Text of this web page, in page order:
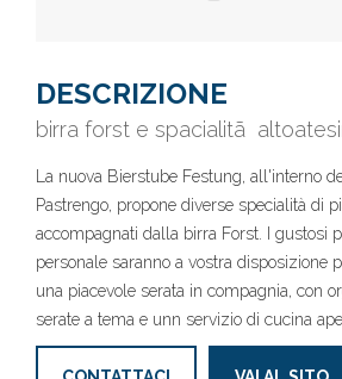
DESCRIZIONE
birra forst e spacialitã
La nuova Bierstube Festung, all'interno
Pastrengo, propone diverse specialità di
accompagnati dalla birra Forst. I gustosi
personale saranno a vostra disposizione
una piacevole serata in compagnia, con
serate a tema e unn servizio di cucina